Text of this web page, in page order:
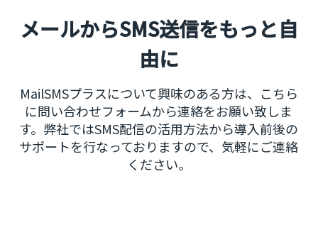
メールからSMS送信をもっと自
由に
MailSMSプラスについて興味のある方は、こちら
に問い合わせフォームから連絡をお願い致しま
す。弊社ではSMS配信の活用方法から導入前後の
サポートを行なっておりますので、気軽にご連絡
ください。